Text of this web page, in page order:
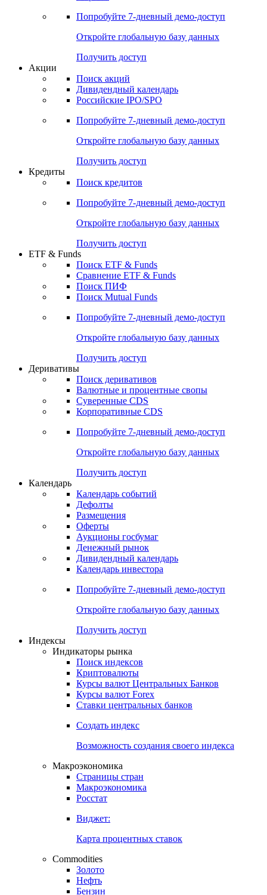
Cbonds Pages
Опросы
Попробуйте7-дневный
Откройте глобальную базу данных
Получить доступ
Поиск акций
Российские IPO/SPO
Попробуйте7-дневный
Откройте глобальную базу данных
Получить доступ
Поиск кредитов
Попробуйте7-дневный
Откройте глобальную базу данных
Получить доступ
ETF & Funds
Сравнение ETF & Funds
Поиск Mutual Funds
Попробуйте7-дневный
Откройте глобальную базу данных
Получить доступ
Деривативы
Валютные и процентные свопы
Корпоративные CDS
Попробуйте7-дневный
Откройте глобальную базу данных
Получить доступ
Календарь
Календарь событий
Дефолты
Размещения
Оферты
Денежный рынок
Календарь инвестора
Попробуйте7-дневный
Откройте глобальную базу данных
Получить доступ
Индикаторы рынка
Поиск индексов
Курсы валют Центральных Банков
Ставки центральных банков
Создать индекс
Возможность создания своего индекса
Страницы стран
Росстат
Виджет:
Карта процентных ставок